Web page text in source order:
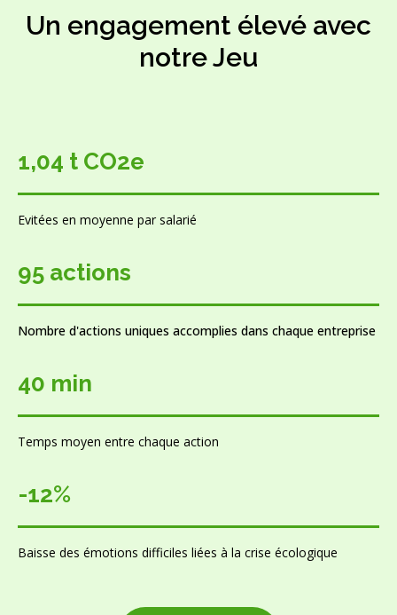
Un engagement élevé avec
notre Jeu
1,04 t CO2e
Evitées en moyenne par salarié
95 actions
Nombre d'actions uniques accomplies dans chaque entreprise
40 min
Temps moyen entre chaque action
-12%
Baisse des émotions difficiles liées à la crise écologique